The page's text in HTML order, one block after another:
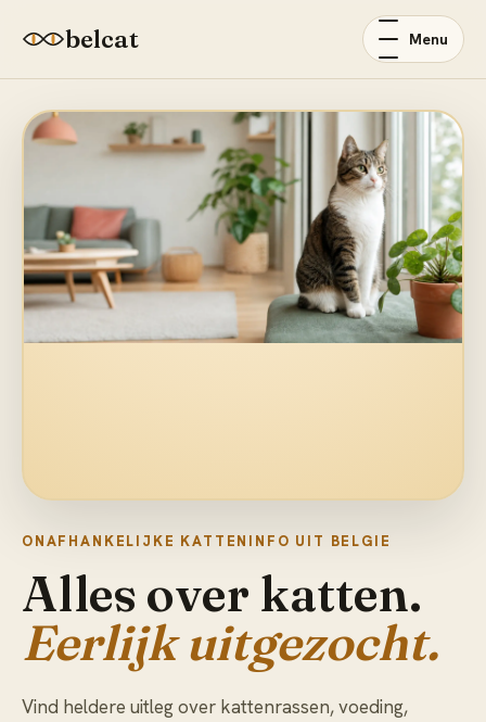
belcat Menu
ONAFHANKELIJKE KATTENINFO UIT BELGIE
Alles over katten.
Eerlijk uitgezocht.
Vind heldere uitleg over kattenrassen, voeding,